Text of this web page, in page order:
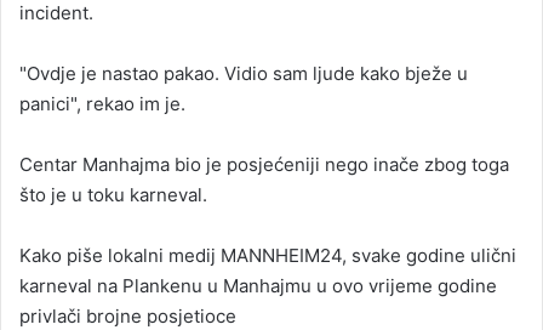
incident.
"Ovdje je nastao pakao. Vidio sam ljude kako bježe u
panici", rekao im je.
Centar Manhajma bio je posjećeniji nego inače zbog toga
što je u toku karneval.
Kako piše lokalni medij MANNHEIM24, svake godine ulični
karneval na Plankenu u Manhajmu u ovo vrijeme godine
privlači brojne posjetioce